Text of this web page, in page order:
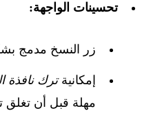
تحسينات الواجهة:
زر النسخ مدمج
إمكانيةترك نافذة
مهلة قبل أن تغلق